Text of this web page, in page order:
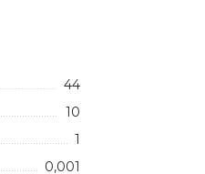
44
10
1
0,001